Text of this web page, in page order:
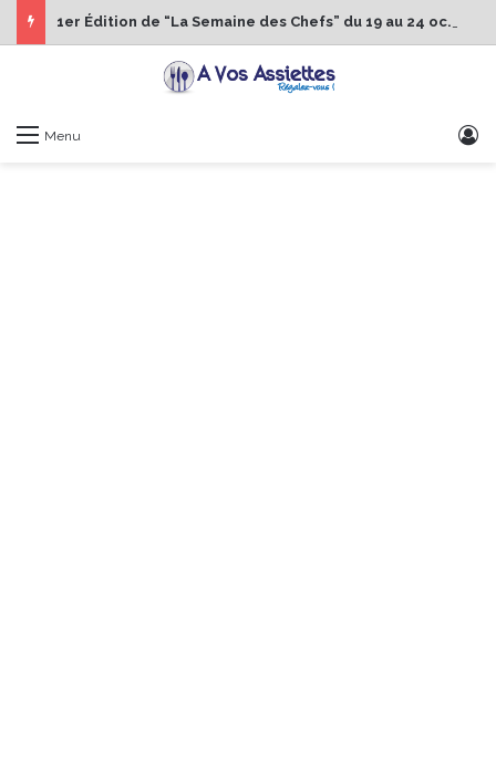
1er Édition de “La Semaine des Chefs” du 19 au 24 octobre 2026
Menu